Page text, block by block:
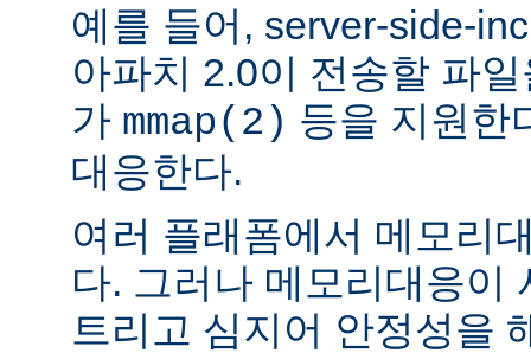
예를 들어, server-side-
아파치 2.0이 전송할 파
가 mmap(2) 등을 지원한
대응한다.
여러 플래폼에서 메모리
다. 그러나 메모리대응이
트리고 심지어 안정성을